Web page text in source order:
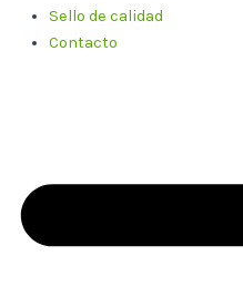
Sello de calidad
Contacto